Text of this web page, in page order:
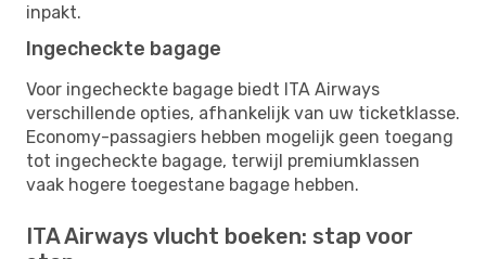
inpakt.
Ingecheckte bagage
Voor ingecheckte bagage biedt ITA Airways
verschillende opties, afhankelijk van uw ticketklasse.
Economy-passagiers hebben mogelijk geen toegang
tot ingecheckte bagage, terwijl premiumklassen
vaak hogere toegestane bagage hebben.
ITA Airways vlucht boeken: stap voor